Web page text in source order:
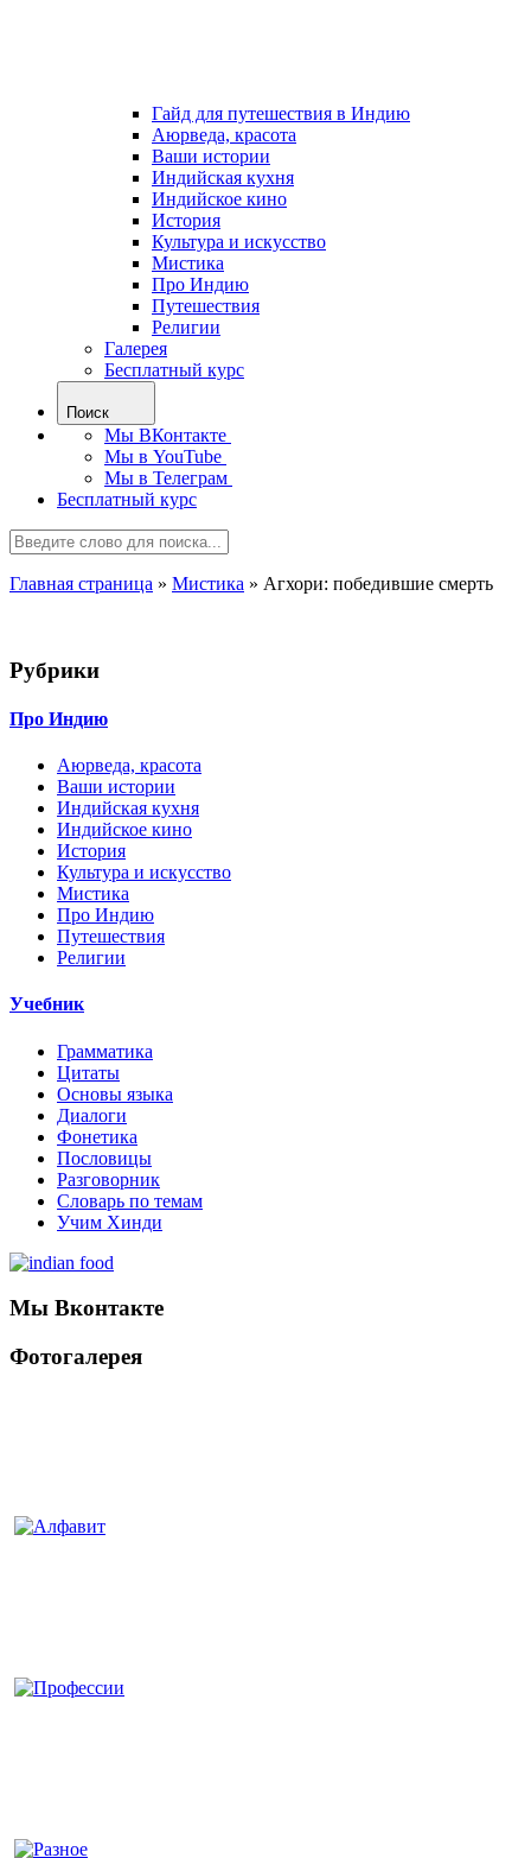
Гайд для путешествия в Индию
Аюрведа, красота
Ваши истории
Индийская кухня
Индийское кино
История
Культура и искусство
Мистика
Про Индию
Путешествия
Религии
Галерея
Бесплатный курс
Поиск
Мы ВКонтакте
Мы в YouTube
Мы в Телеграм
Бесплатный курс
Главная страница » Мистика » Агхори: победившие смерть
Рубрики
Про Индию
Аюрведа, красота
Ваши истории
Индийская кухня
Индийское кино
История
Культура и искусство
Мистика
Про Индию
Путешествия
Религии
Учебник
Грамматика
Цитаты
Основы языка
Диалоги
Фонетика
Пословицы
Разговорник
Словарь по темам
Учим Хинди
Мы Вконтакте
Фотогалерея